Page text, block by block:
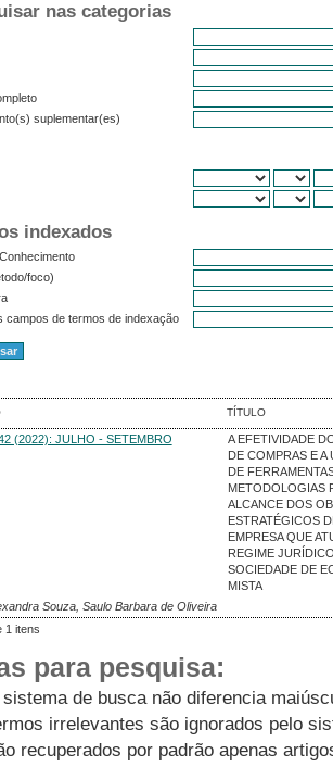
nas categorias
suplementar(es)
indexados
foco)
campos de termos de indexação
TÍTULO
(2022): JULHO - SETEMBRO
A EFETIVIDADE
DE COMPRAS E A
DE
METODOLOGIAS
ALCANCE DOS
ESTRATÉGICOS
EMPRESA QUE
REGIME
SOCIEDADE DE
MISTA
Souza, Saulo Barbara de Oliveira
1 itens
para pesquisa:
de busca não diferencia
irrelevantes são ignorados pelo
recuperados por padrão apenas